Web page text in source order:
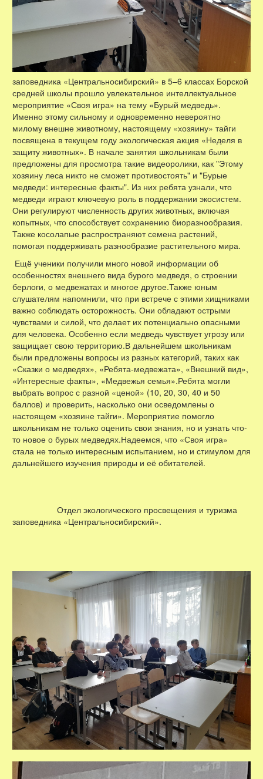
заповедника «Центральносибирский» в 5–6 классах Борской
средней школы прошло увлекательное интеллектуальное
мероприятие «Своя игра» на тему «Бурый медведь».
Именно этому сильному и одновременно невероятно
милому внешне животному, настоящему «хозяину» тайги
посвящена в текущем году экологическая акция «Неделя в
защиту животных». В начале занятия школьникам были
предложены для просмотра такие видеоролики, как "Этому
хозяину леса никто не сможет противостоять" и "Бурые
медведи: интересные факты". Из них ребята узнали, что
медведи играют ключевую роль в поддержании экосистем.
Они регулируют численность других животных, включая
копытных, что способствует сохранению биоразнообразия.
Также косолапые распространяют семена растений,
помогая поддерживать разнообразие растительного мира.
Ещё ученики получили много новой информации об
особенностях внешнего вида бурого медведя, о строении
берлоги, о медвежатах и многое другое.Также юным
слушателям напомнили, что при встрече с этими хищниками
важно соблюдать осторожность. Они обладают острыми
чувствами и силой, что делает их потенциально опасными
для человека. Особенно если медведь чувствует угрозу или
защищает свою территорию.В дальнейшем школьникам
были предложены вопросы из разных категорий, таких как
«Сказки о медведях», «Ребята-медвежата», «Внешний вид»,
«Интересные факты», «Медвежья семья».Ребята могли
выбрать вопрос с разной «ценой» (10, 20, 30, 40 и 50
баллов) и проверить, насколько они осведомлены о
настоящем «хозяине тайги». Мероприятие помогло
школьникам не только оценить свои знания, но и узнать что-
то новое о бурых медведях.Надеемся, что «Своя игра»
стала не только интересным испытанием, но и стимулом для
дальнейшего изучения природы и её обитателей.
Отдел экологического просвещения и туризма
заповедника «Центральносибирский».